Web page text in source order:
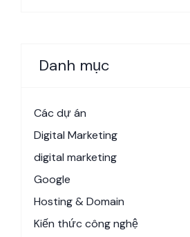
Danh mục
Các dự án
Digital Marketing
digital marketing
Google
Hosting & Domain
Kiến thức công nghệ